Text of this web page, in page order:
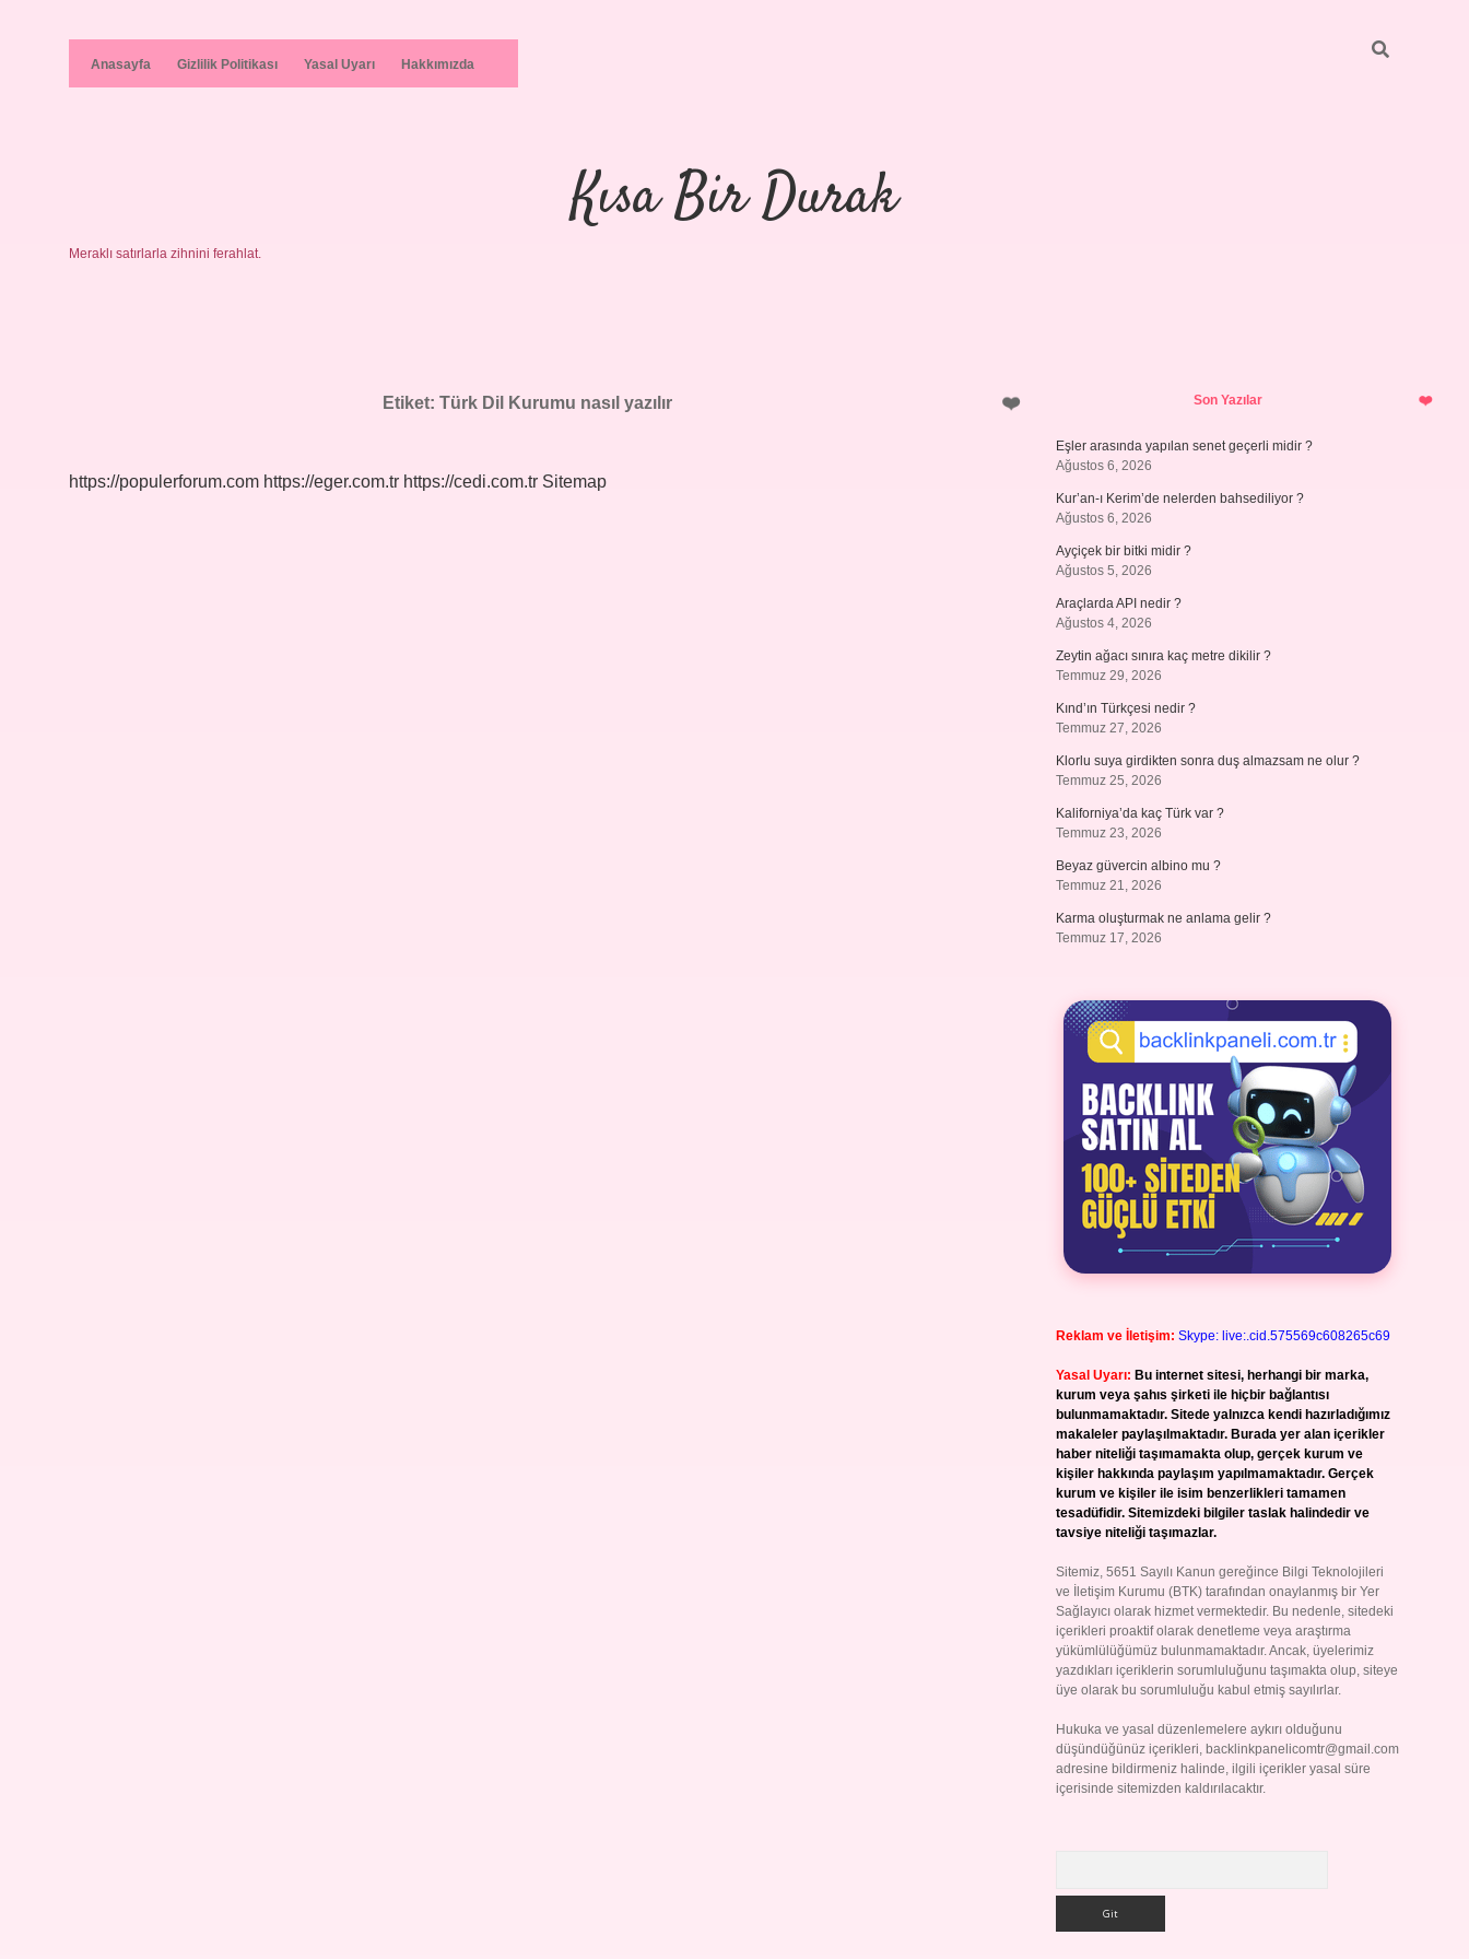
Anasayfa Gizlilik Politikası Yasal Uyarı Hakkımızda
Kısa Bir Durak
Meraklı satırlarla zihnini ferahlat.
Etiket:Türk Dil Kurumu nasıl yazılır
https://populerforum.com https://eger.com.tr https://cedi.com.tr Sitemap
SidebarSon Yazılar
Eşler arasında yapılan senet geçerli midir ?
Ağustos 6, 2026
Kur’an-ı Kerim’de nelerden bahsediliyor ?
Ağustos 6, 2026
Ayçiçek bir bitki midir ?
Ağustos 5, 2026
Araçlarda API nedir ?
Ağustos 4, 2026
Zeytin ağacı sınıra kaç metre dikilir ?
Temmuz 29, 2026
Kınd’ın Türkçesi nedir ?
Temmuz 27, 2026
Klorlu suya girdikten sonra duş almazsam ne olur ?
Temmuz 25, 2026
Kaliforniya’da kaç Türk var ?
Temmuz 23, 2026
Beyaz güvercin albino mu ?
Temmuz 21, 2026
Karma oluşturmak ne anlama gelir ?
Temmuz 17, 2026
Reklam ve İletişim: Skype: live:.cid.575569c608265c69
Yasal Uyarı: Bu internet sitesi, herhangi bir marka,
kurum veya şahıs şirketi ile hiçbir bağlantısı
bulunmamaktadır. Sitede yalnızca kendi hazırladığımız
makaleler paylaşılmaktadır. Burada yer alan içerikler
haber niteliği taşımamakta olup, gerçek kurum ve
kişiler hakkında paylaşım yapılmamaktadır. Gerçek
kurum ve kişiler ile isim benzerlikleri tamamen
tesadüfidir. Sitemizdeki bilgiler taslak halindedir ve
tavsiye niteliği taşımazlar.
Sitemiz, 5651 Sayılı Kanun gereğince Bilgi Teknolojileri
ve İletişim Kurumu (BTK) tarafından onaylanmış bir Yer
Sağlayıcı olarak hizmet vermektedir. Bu nedenle, sitedeki
içerikleri proaktif olarak denetleme veya araştırma
yükümlülüğümüz bulunmamaktadır. Ancak, üyelerimiz
yazdıkları içeriklerin sorumluluğunu taşımakta olup, siteye
üye olarak bu sorumluluğu kabul etmiş sayılırlar.
Hukuka ve yasal düzenlemelere aykırı olduğunu
düşündüğünüz içerikleri, backlinkpanelicomtr@gmail.com
adresine bildirmeniz halinde, ilgili içerikler yasal süre
içerisinde sitemizden kaldırılacaktır.